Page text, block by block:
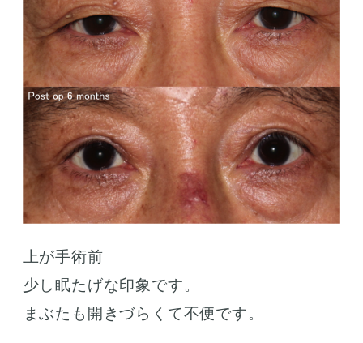
上が手術前
少し眠たげな印象です。
まぶたも開きづらくて不便です。